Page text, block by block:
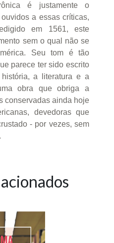
é justamente o
a essas críticas,
em 1561, este
sem o qual não se
Seu tom é tão
parece ter sido escrito
a literatura e a
obra que obriga a
conservadas ainda hoje
devedoras que
- por vezes, sem